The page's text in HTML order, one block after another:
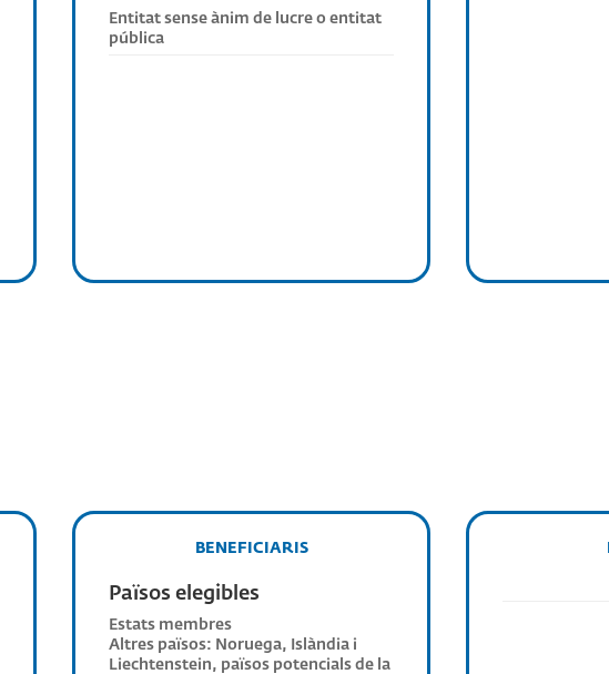
Entitat sense ànim de lucre o entitat
pública
BENEFICIARIS
Països elegibles
Estats membres
Altres països: Noruega, Islàndia i
Liechtenstein, països potencials de la